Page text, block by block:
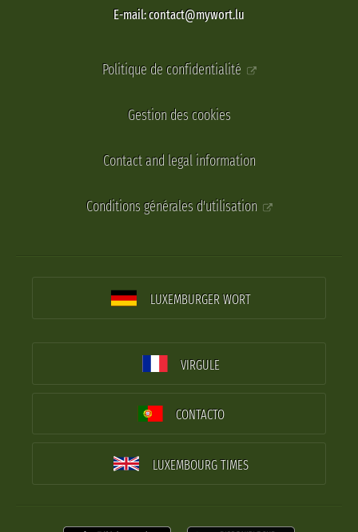
E-mail: contact@mywort.lu
Politique de confidentialité
Gestion des cookies
Contact and legal information
Conditions générales d'utilisation
LUXEMBURGER WORT
VIRGULE
CONTACTO
LUXEMBOURG TIMES